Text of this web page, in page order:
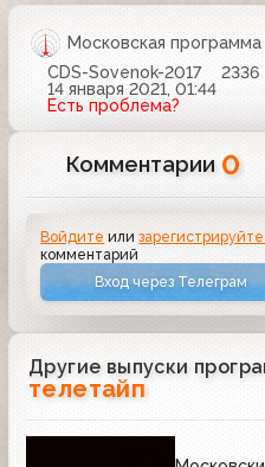
Московская
CDS-Sovenok-2017
2336
14 января 2021, 01:44
Есть проблема?
Комментарии 0
Войдите или
комментарий
Вход через Телеграм
Другие выпуски
телетайп